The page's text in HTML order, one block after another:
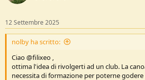
12 Settembre 2025
nolby ha scritto:
Ciao @filixeo ,
ottima l'idea di rivolgerti ad un club. La
necessita di formazione per poterne godere